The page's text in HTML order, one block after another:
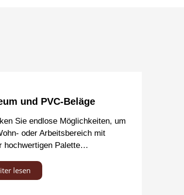
und PVC-Beläge
Sie endlose Möglichkeiten, um
oder Arbeitsbereich mit
hochwertigen Palette…
lesen